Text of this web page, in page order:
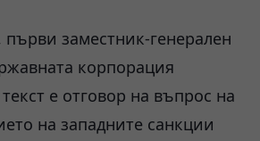
заместник-генерален
корпорация
е отговор на въпрос на
на западните санкции